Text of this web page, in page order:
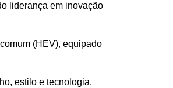
liderança em inovação
(HEV), equipado
estilo e tecnologia.